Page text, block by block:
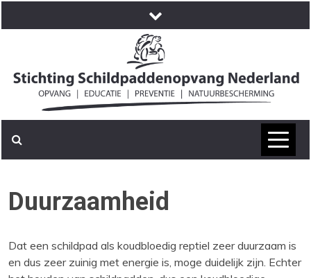
to
Duurzaamheid
Dat een schildpad als koudbloedig reptiel zeer duurzaam is
en dus zeer zuinig met energie is, moge duidelijk zijn. Echter